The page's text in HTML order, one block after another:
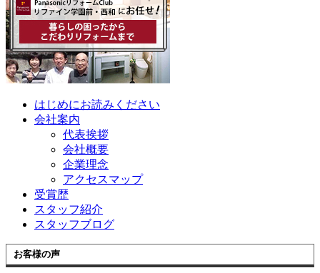
はじめにお読みください
会社案内
代表挨拶
会社概要
企業理念
アクセスマップ
受賞歴
スタッフ紹介
スタッフブログ
お客様の声